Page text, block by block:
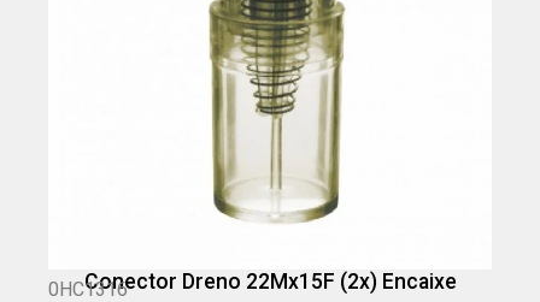
Conector Dreno 22Mx15F (2x) Encaixe
0HC1316